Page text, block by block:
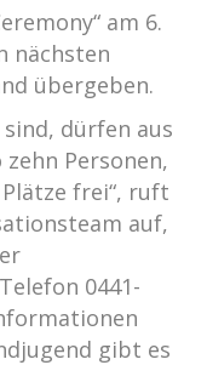
am 6.
nächsten
übergeben.
sind, dürfen aus
Personen,
frei“, ruft
auf,
0441-
gibt es